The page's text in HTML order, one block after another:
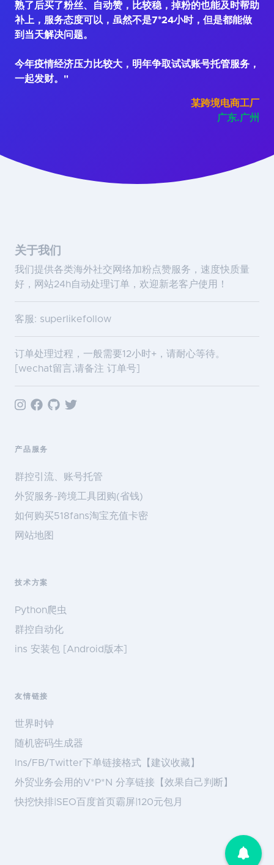
熟了后买了粉丝、自动赞，比较稳，掉粉的也能及时帮助
补上，服务态度可以，虽然不是7*24小时，但是都能做
到当天解决问题。
今年疫情经济压力比较大，明年争取试试账号托管服务，
一起发财。"
某跨境电商工厂
广东.广州
关于我们
我们提供各类海外社交网络加粉点赞服务，速度快质量
好，网站24h自动处理订单，欢迎新老客户使用！
客服: superlikefollow
订单处理过程，一般需要12小时+，请耐心等待。
[wechat留言,请备注 订单号]
产品服务
群控引流、账号托管
外贸服务-跨境工具团购(省钱)
如何购买518fans淘宝充值卡密
网站地图
技术方案
Python爬虫
群控自动化
ins 安装包 [Android版本]
友情链接
世界时钟
随机密码生成器
Ins/FB/Twitter下单链接格式【建议收藏】
外贸业务会用的V*P*N 分享链接【效果自己判断】
快挖快排|SEO百度首页霸屏|120元包月